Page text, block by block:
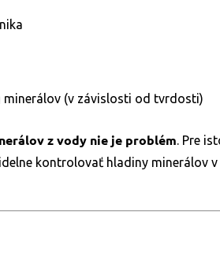
minerálov (v závislosti od tvrdosti)
z vody nie je problém. Pre
kontrolovať hladiny minerálov